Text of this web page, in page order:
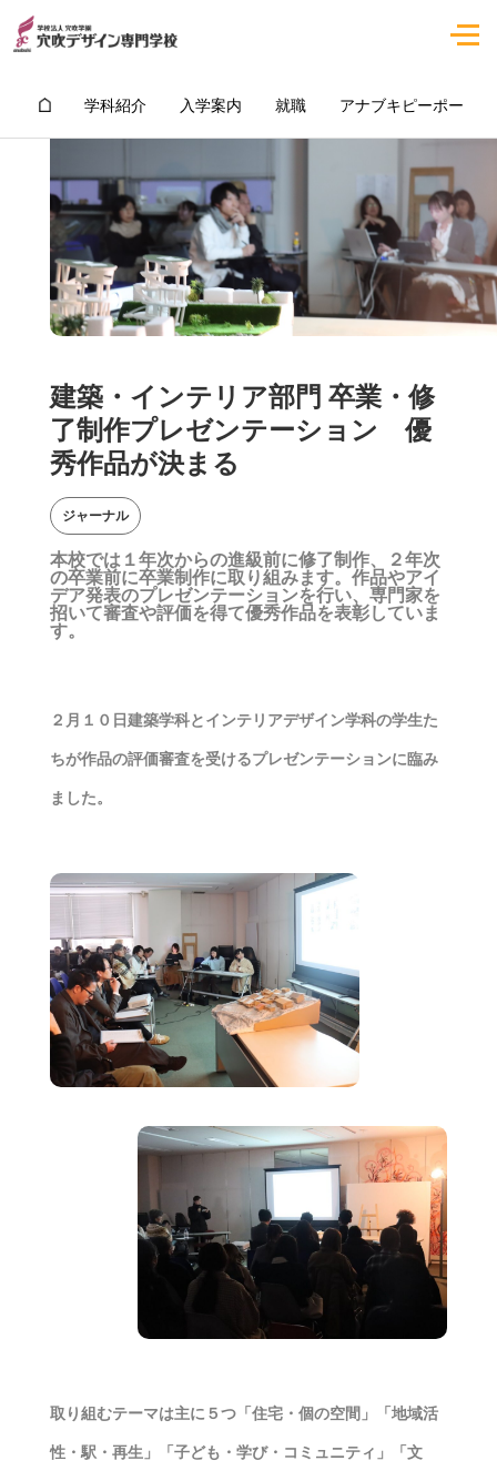
学科紹介 入学案内 就職 アナブキピーポー
建築・インテリア部門 卒業・修
了制作プレゼンテーション 優
秀作品が決まる
ジャーナル
本校では１年次からの進級前に修了制作、２年次
の卒業前に卒業制作に取り組みます。作品やアイ
デア発表のプレゼンテーションを行い、専門家を
招いて審査や評価を得て優秀作品を表彰していま
す。
２月１０日建築学科とインテリアデザイン学科の学生た
ちが作品の評価審査を受けるプレゼンテーションに臨み
ました。
取り組むテーマは主に５つ「住宅・個の空間」「地域活
性・駅・再生」「子ども・学び・コミュニティ」「文